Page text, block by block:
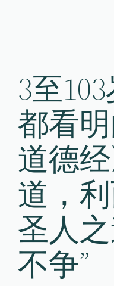
3至
都看
道德
道，
圣人
不争”